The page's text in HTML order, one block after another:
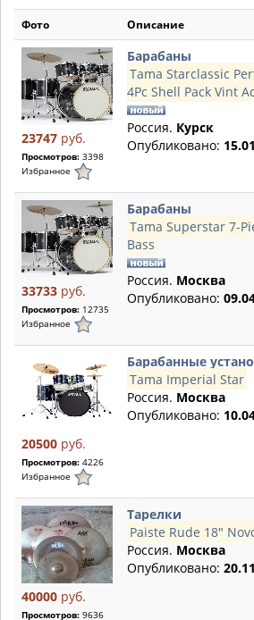
Фото Описание
23747 руб.
Просмотров: 3398
Избранное
Барабаны
Tama Starclassic
4Pc Shell Pack Vint
Россия. Курск
Опубликовано:
33733 руб.
Просмотров: 12735
Избранное
Барабаны
Tama Superstar 7-
Bass
Россия. Москва
Опубликовано:
20500 руб.
Просмотров: 4226
Избранное
Барабанные
Tama Imperial Star
Россия. Москва
Опубликовано:
40000 руб.
Просмотров: 9636
Тарелки
Paiste Rude 18"
Россия. Москва
Опубликовано: